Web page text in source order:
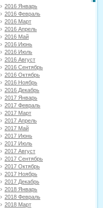
2016 Январь
2016 Февраль
2016 Март
2016 Апрель
2016 Май
2016 Июнь
2016 Июль
2016 Август
2016 Сентябрь
2016 Октябрь
2016 Ноябрь
2016 Декабрь
2017 Январь
2017 Февраль
2017 Март
2017 Апрель
2017 Май
2017 Июнь
2017 Июль
2017 Август
2017 Сентябрь
2017 Октябрь
2017 Ноябрь
2017 Декабрь
2018 Январь
2018 Февраль
2018 Март